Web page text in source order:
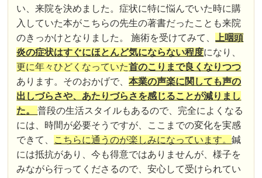
い、来院を決めました。症状に特に悩んでいた時に購
入していた本がこちらの先生の著書だったことも来院
のきっかけとなりました。 施術を受けてみて、上咽頭
炎の症状はすぐにほとんど気にならない程度になり、
更に年々ひどくなっていた首のこりまで良くなりつつ
あります。そのおかげで、本業の声楽に関しても声の
出しづらさや、あたりづらさを感じることが減りまし
た。普段の生活スタイルもあるので、完全によくなる
には、時間が必要そうですが、ここまでの変化を実感
できて、 こちらに通うのが楽しみになっています。鍼
には抵抗があり、今も得意ではありませんが、様子を
みながら行ってくださるので、安心して受けられてい